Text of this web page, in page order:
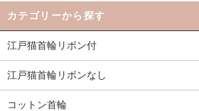
カテゴリーから探す
江戸猫首輪リボン付
江戸猫首輪リボンなし
コットン首輪